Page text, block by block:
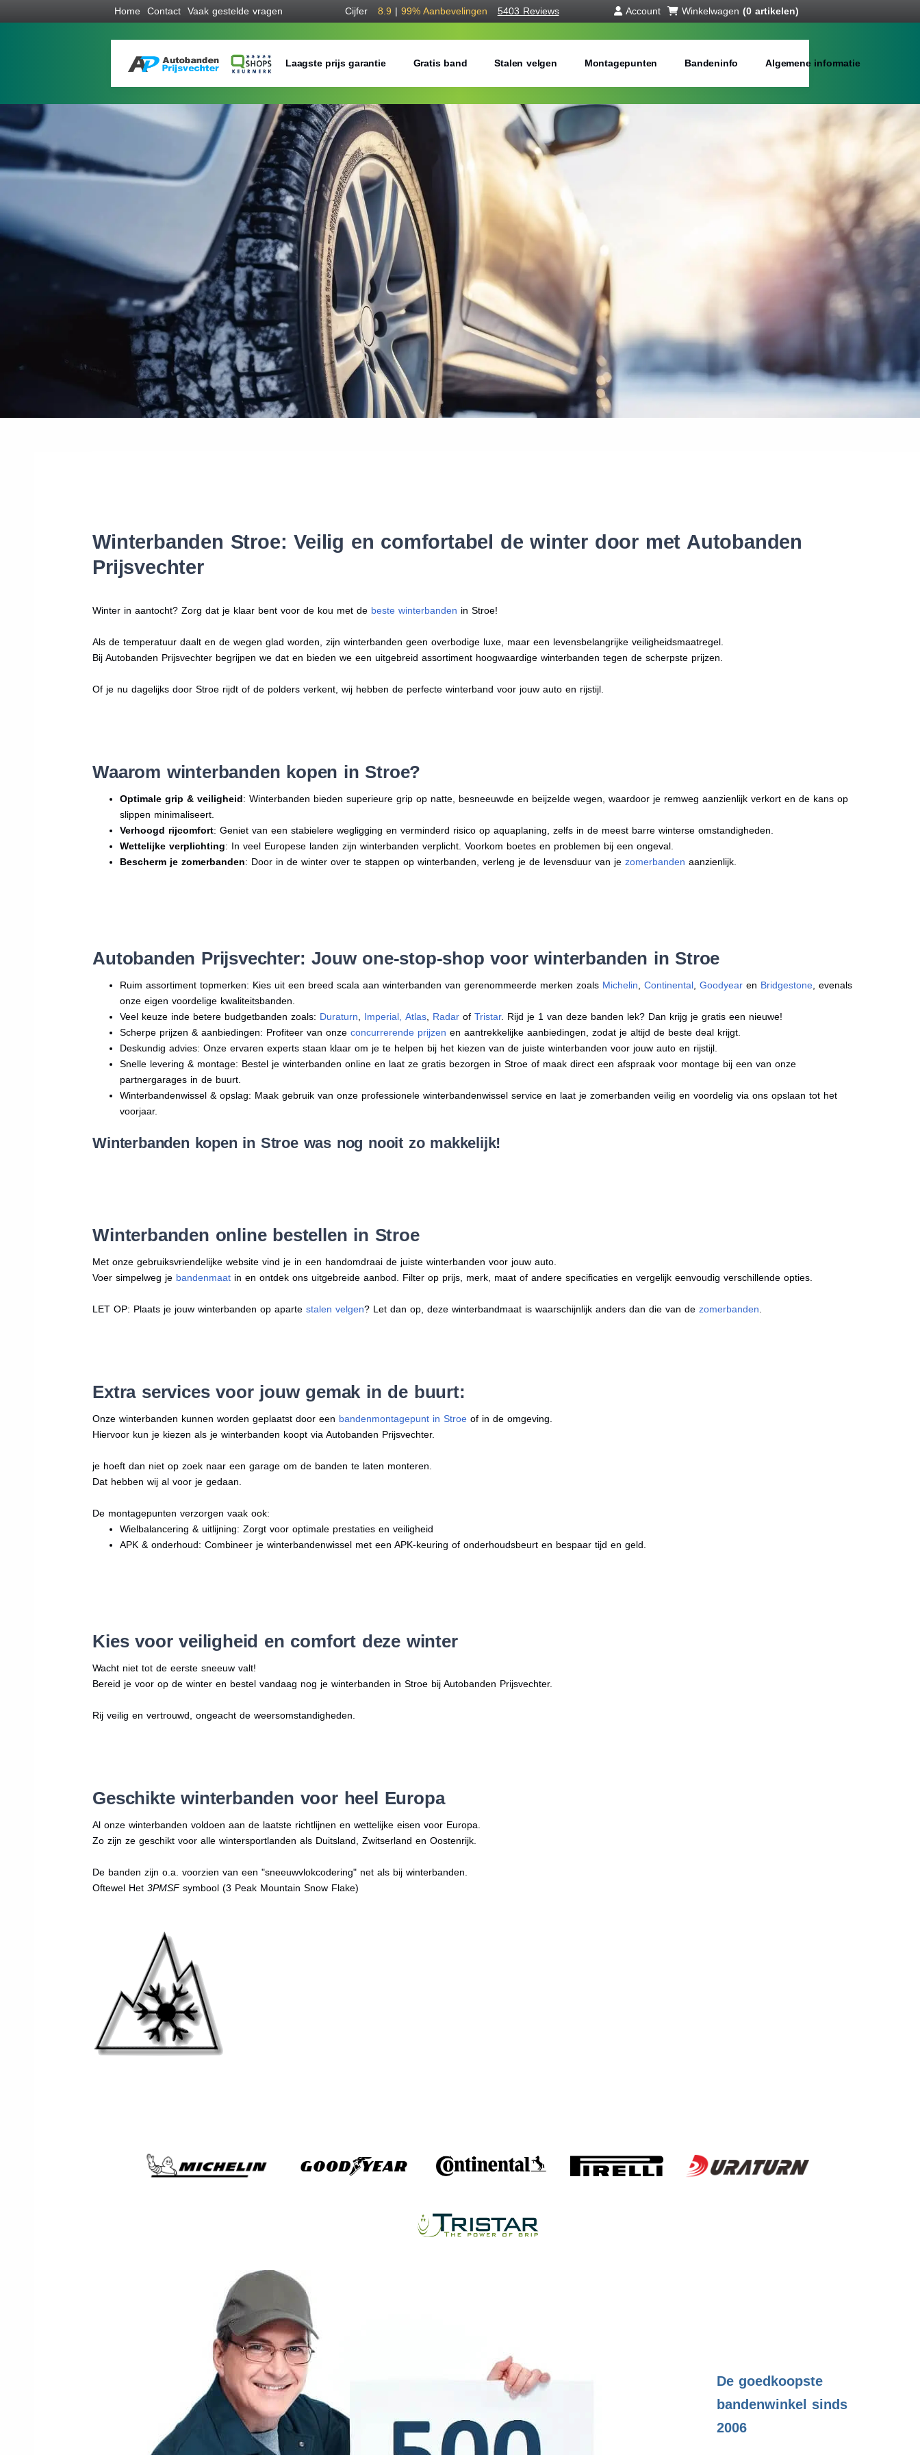
Home Contact Vaak gestelde vragen Cijfer 8.9 | 99% Aanbevelingen 5403 Reviews Account Winkelwagen (0 artikelen)
Laagste prijs garantie Gratis band Stalen velgen Montagepunten Bandeninfo Algemene informatie
Bestel voordelig winterbanden
Seizoen:
Breedte: Hoogte:
Waar vind ik de maat van mijn banden
Help mij met bestellen
Winterbanden Stroe: Veilig en comfortabel de winter door met Autobanden
Prijsvechter
Winter in aantocht? Zorg dat je klaar bent voor de kou met de beste winterbanden in Stroe!
Als de temperatuur daalt en de wegen glad worden, zijn winterbanden geen overbodige luxe, maar een levensbelangrijke veiligheidsmaatregel.
Bij Autobanden Prijsvechter begrijpen we dat en bieden we een uitgebreid assortiment hoogwaardige winterbanden tegen de scherpste prijzen.
Of je nu dagelijks door Stroe rijdt of de polders verkent, wij hebben de perfecte winterband voor jouw auto en rijstijl.
Waarom winterbanden kopen in Stroe?
Optimale grip & veiligheid: Winterbanden bieden superieure grip op natte, besneeuwde en beijzelde wegen, waardoor je remweg aanzienlijk verkort en de kans op
slippen minimaliseert.
Verhoogd rijcomfort: Geniet van een stabielere wegligging en verminderd risico op aquaplaning, zelfs in de meest barre winterse omstandigheden.
Wettelijke verplichting: In veel Europese landen zijn winterbanden verplicht. Voorkom boetes en problemen bij een ongeval.
Bescherm je zomerbanden: Door in de winter over te stappen op winterbanden, verleng je de levensduur van jezomerbanden aanzienlijk.
Autobanden Prijsvechter: Jouw one-stop-shop voor winterbanden in Stroe
Ruim assortiment topmerken: Kies uit een breed scala aan winterbanden van gerenommeerde merken zoals Michelin ,Continental ,Goodyear en Bridgestone , evenals
onze eigen voordelige kwaliteitsbanden.
Veel keuze inde betere budgetbanden zoals: Duraturn Imperial Atlas Radar ofTristar. Rijd je 1 van deze banden lek? Dan krijg je gratis een nieuwe!
Scherpe prijzen & aanbiedingen: Profiteer van onzeconcurrerende prijzen en aantrekkelijke aanbiedingen, zodat je altijd de beste deal krijgt.
Deskundig advies: Onze ervaren experts staan klaar om je te helpen bij het kiezen van de juiste winterbanden voor jouw auto en rijstijl.
Snelle levering & montage: Bestel je winterbanden online en laat ze gratis bezorgen in Stroe of maak direct een afspraak voor montage bij een van onze
partnergarages in de buurt.
Winterbandenwissel & opslag: Maak gebruik van onze professionele winterbandenwissel service en laat je zomerbanden veilig en voordelig via ons opslaan tot het
voorjaar.
Winterbanden kopen in Stroe was nog nooit zo makkelijk!
Winterbanden online bestellen in Stroe
Met onze gebruiksvriendelijke website vind je in een handomdraai de juiste winterbanden voor jouw auto.
Voer simpelweg je bandenmaat in en ontdek ons uitgebreide aanbod. Filter op prijs, merk, maat of andere specificaties en vergelijk eenvoudig verschillende opties.
LET OP: Plaats je jouw winterbanden op apartestalen velgen? Let dan op, deze winterbandmaat is waarschijnlijk anders dan die van dezomerbanden
Extra services voor jouw gemak in de buurt:
Onze winterbanden kunnen worden geplaatst door een bandenmontagepunt in Stroe of in de omgeving.
Hiervoor kun je kiezen als je winterbanden koopt via Autobanden Prijsvechter.
je hoeft dan niet op zoek naar een garage om de banden te laten monteren.
Dat hebben wij al voor je gedaan.
De montagepunten verzorgen vaak ook:
Wielbalancering & uitlijning: Zorgt voor optimale prestaties en veiligheid
APK & onderhoud: Combineer je winterbandenwissel met een APK-keuring of onderhoudsbeurt en bespaar tijd en geld.
Kies voor veiligheid en comfort deze winter
Wacht niet tot de eerste sneeuw valt!
Bereid je voor op de winter en bestel vandaag nog je winterbanden in Stroe bij Autobanden Prijsvechter.
Rij veilig en vertrouwd, ongeacht de weersomstandigheden.
Geschikte winterbanden voor heel Europa
Al onze winterbanden voldoen aan de laatste richtlijnen en wettelijke eisen voor Europa.
Zo zijn ze geschikt voor alle wintersportlanden als Duitsland, Zwitserland en Oostenrijk.
De banden zijn o.a. voorzien van een "sneeuwvlokcodering" net als bij winterbanden.
Oftewel Het3PMSFsymbool (3 Peak Mountain Snow Flake)
De goedkoopste
bandenwinkel sinds
2006